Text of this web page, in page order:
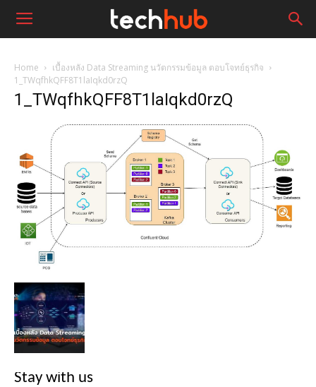
Home
เบื้องหลัง Data Streaming นวัตกรรมข้อมูล ตอบโจทย์ธุรกิจ
1_TWqfhkQFF8T1laIqkd0rzQ
1_TWqfhkQFF8T1laIqkd0rzQ
Stay with us